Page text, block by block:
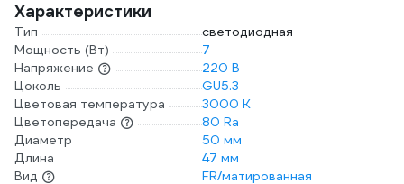
Характеристики
Тип
светодиодная
Мощность (Вт)
7
Напряжение
220 В
Цоколь
GU5.3
Цветовая температура
3000 К
Цветопередача
80 Ra
Диаметр
50 мм
Длина
47 мм
Вид
FR/матированная